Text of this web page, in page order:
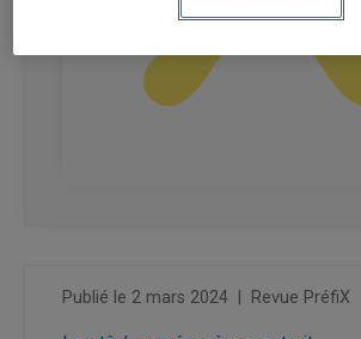
Publié le 2 mars 2024 Revue PréfiX